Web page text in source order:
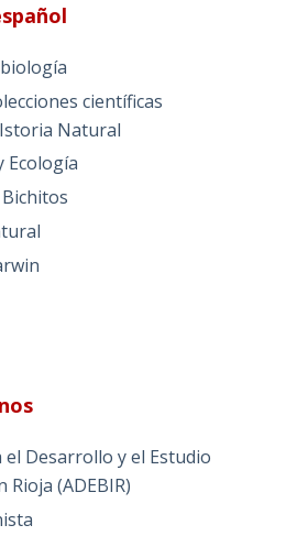
científicas
Natural
Ecología
el Desarrollo y el Estudio
(ADEBIR)